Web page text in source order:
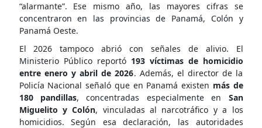
“alarmante”. Ese mismo año, las mayores cifras se
concentraron en las provincias de Panamá, Colón y
Panamá Oeste.
El 2026 tampoco abrió con señales de alivio. El
Ministerio Público reportó 193 víctimas de homicidio
entre enero y abril de 2026. Además, el director de la
Policía Nacional señaló que en Panamá existen más de
180 pandillas, concentradas especialmente en San
Miguelito y Colón, vinculadas al narcotráfico y a los
homicidios. Según esa declaración, las autoridades